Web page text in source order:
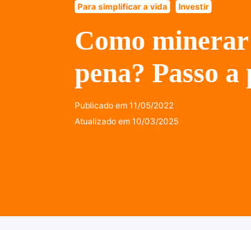
Para simplificar a vida Investir
Como
pena? Passo
Publicado em 11/05/2022
Atualizado em 10/03/2025